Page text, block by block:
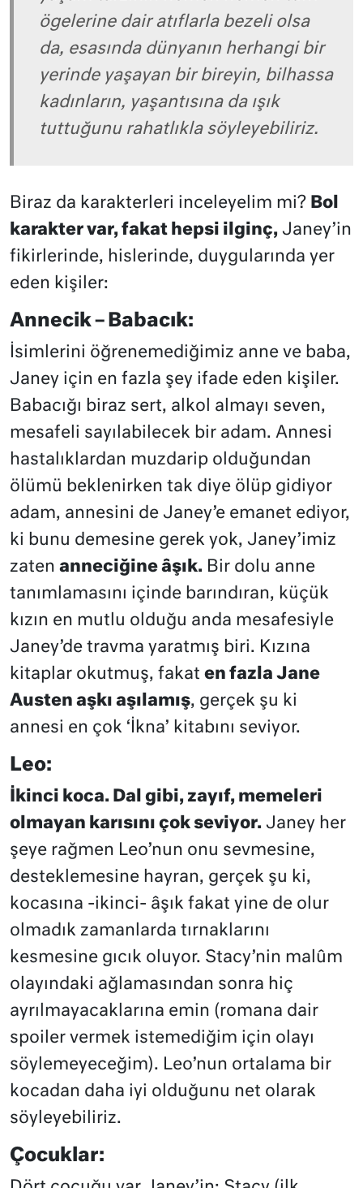
ögelerine dair atıflarla bezeli olsa
da, esasında dünyanın herhangi bir
yerinde yaşayan bir bireyin, bilhassa
kadınların, yaşantısına da ışık
tuttuğunu rahatlıkla söyleyebiliriz.
Biraz da karakterleri inceleyelim mi? Bol
karakter var, fakat hepsi ilginç, Janey’in
fikirlerinde, hislerinde, duygularında yer
eden kişiler:
Annecik – Babacık:
İsimlerini öğrenemediğimiz anne ve baba,
Janey için en fazla şey ifade eden kişiler.
Babacığı biraz sert, alkol almayı seven,
mesafeli sayılabilecek bir adam. Annesi
hastalıklardan muzdarip olduğundan
ölümü beklenirken tak diye ölüp gidiyor
adam, annesini de Janey’e emanet ediyor,
ki bunu demesine gerek yok, Janey’imiz
zaten anneciğine âşık. Bir dolu anne
tanımlamasını içinde barındıran, küçük
kızın en mutlu olduğu anda mesafesiyle
Janey’de travma yaratmış biri. Kızına
kitaplar okutmuş, fakat en fazla Jane
Austen aşkı aşılamış, gerçek şu ki
annesi en çok ‘İkna’ kitabını seviyor.
Leo:
İkinci koca. Dal gibi, zayıf, memeleri
olmayan karısını çok seviyor. Janey her
şeye rağmen Leo’nun onu sevmesine,
desteklemesine hayran, gerçek şu ki,
kocasına -ikinci- âşık fakat yine de olur
olmadık zamanlarda tırnaklarını
kesmesine gıcık oluyor. Stacy’nin malûm
olayındaki ağlamasından sonra hiç
ayrılmayacaklarına emin (romana dair
spoiler vermek istemediğim için olayı
söylemeyeceğim). Leo’nun ortalama bir
kocadan daha iyi olduğunu net olarak
söyleyebiliriz.
Çocuklar: